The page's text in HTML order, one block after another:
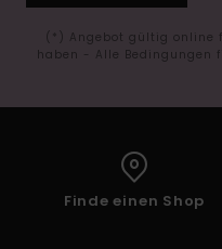
(*) Angebot gültig online
haben - Alle Bedingungen
Finde einen Shop